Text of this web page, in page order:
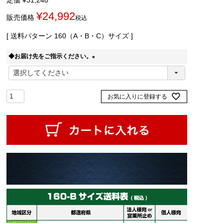
販売価格 ¥24,992税込
送料パターン 160（A・B・C）サイズ
◆お届け先をご指示ください。
必
お気に入りに登録する